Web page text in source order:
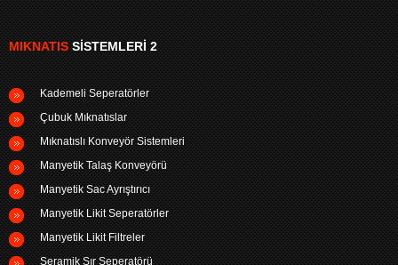
MIKNATISSISTEMLERI 2
Kademeli Seperatörler
Çubuk Mıknatıslar
Mıknatıslı Konveyör Sistemleri
Manyetik Talaş Konveyörü
Manyetik Sac Ayrıştırıcı
Manyetik Likit Seperatörler
Manyetik Likit Filtreler
Seramik Sır Seperatörü